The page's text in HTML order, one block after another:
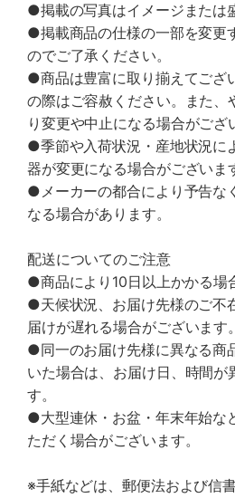
●掲載の写真はイメージまたは
●掲載商品の仕様の一部を変更
のでご了承ください。
●商品は豊富に取り揃えてござ
の際はご容赦ください。また、
り変更や中止になる場合がござ
●季節や入荷状況・産地状況に
器が変更になる場合がございま
●メーカーの都合により予告な
なる場合があります。
配送についてのご注意
●商品により10日以上かかる場
●天候状況、お届け先様のご不
届けが遅れる場合がございます。
●同一のお届け先様に異なる商
いた場合は、お届け日、時間が
す。
●大型連休・お盆・年末年始な
ただく場合がございます。
※手紙などは、郵便法および信